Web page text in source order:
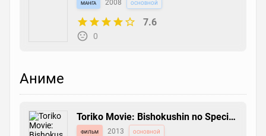
манга 2008 основной
7.6
0
Аниме
Toriko Movie: Bishokushin no Special
Menu
фильм 2013 основной